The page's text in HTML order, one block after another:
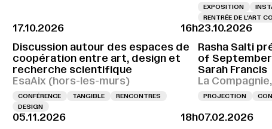
EXPOSITION
RENTRÉE DE L'ART
17.10.2026
16h
Discussion autour des espaces de
coopération entre art, design et
recherche scientifique
EsaAix (hors-les-murs)
CONFÉRENCE TANGIBLE
RENCONTRES
DESIGN
23.10.2026
Rasha Salti
of September
Sarah Francis
La
PROJECTION
05.11.2026
18h07.02.2026